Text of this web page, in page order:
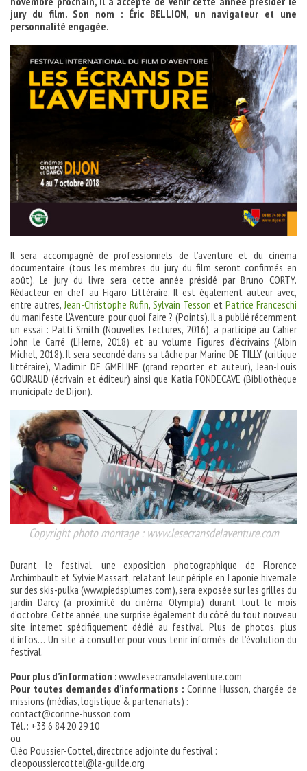
jury du film. Son nom : Éric BELLION, un navigateur et une
personnalité engagée.
Il sera accompagné de professionnels de l’aventure et du cinéma
documentaire (tous les membres du jury du film seront confirmés en
août). Le jury du livre sera cette année présidé par Bruno CORTY.
Rédacteur en chef au Figaro Littéraire. Il est également auteur avec,
entre autres, Jean-Christophe Rufin, Sylvain Tesson et Patrice Franceschi
du manifeste L’Aventure, pour quoi faire ? (Points). Il a publié récemment
un essai : Patti Smith (Nouvelles Lectures, 2016), a participé au Cahier
John le Carré (L’Herne, 2018) et au volume Figures d’écrivains (Albin
Michel, 2018). Il sera secondé dans sa tâche par Marine DE TILLY (critique
littéraire), Vladimir DE GMELINE (grand reporter et auteur), Jean-Louis
GOURAUD (écrivain et éditeur) ainsi que Katia FONDECAVE (Bibliothèque
municipale de Dijon).
Copyright photo montage : www.lesecransdelaventure.com
Durant le festival, une exposition photographique de Florence
Archimbault et Sylvie Massart, relatant leur périple en Laponie hivernale
sur des skis-pulka (www.piedsplumes.com), sera exposée sur les grilles du
jardin Darcy (à proximité du cinéma Olympia) durant tout le mois
d’octobre. Cette année, une surprise également du côté du tout nouveau
site internet spécifiquement dédié au festival. Plus de photos, plus
d’infos… Un site à consulter pour vous tenir informés de l’évolution du
festival.
Pour plus d’information :www.lesecransdelaventure.com
Pour toutes demandes d’informations : Corinne Husson, chargée de
missions (médias, logistique & partenariats) :
contact@corinne-husson.com
Tél. : +33 6 84 20 29 10
ou
Cléo Poussier-Cottel, directrice adjointe du festival :
cleopoussiercottel@la-guilde.org